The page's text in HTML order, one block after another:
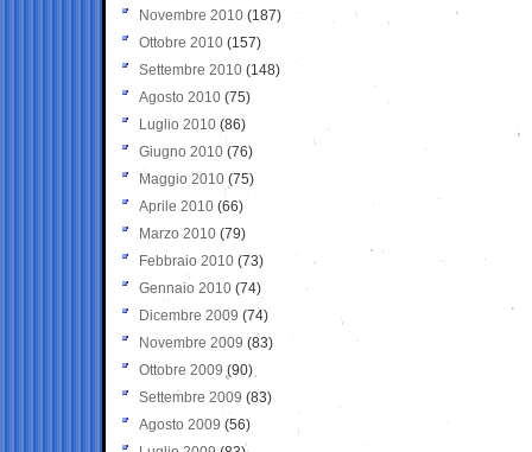
Novembre 2010 (187)
Ottobre 2010 (157)
Settembre 2010 (148)
Agosto 2010 (75)
Luglio 2010 (86)
Giugno 2010 (76)
Maggio 2010 (75)
Aprile 2010 (66)
Marzo 2010 (79)
Febbraio 2010 (73)
Gennaio 2010 (74)
Dicembre 2009 (74)
Novembre 2009 (83)
Ottobre 2009 (90)
Settembre 2009 (83)
Agosto 2009 (56)